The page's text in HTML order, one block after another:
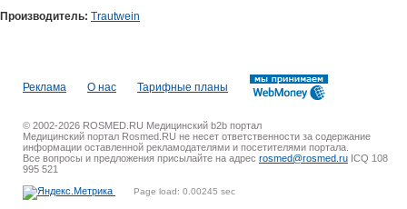
Производитель: Trautwein
Реклама О нас Тарифные планы
© 2002-2026 ROSMED.RU Медицинский b2b портал
Медицинский портал Rosmed.RU не несет ответственности за содержание
информации оставленной рекламодателями и посетителями портала.
Все вопросы и предложения присылайте на адрес rosmed@rosmed.ru ICQ 108
995 521
Page load: 0.00245 sec